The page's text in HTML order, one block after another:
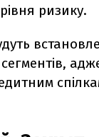
ризику.
сегментів,